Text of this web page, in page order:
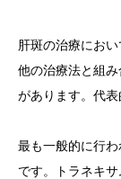
肝斑の治療にお
他の治療法と組
があります。代表
最も一般的に行わ
です。トラネキ